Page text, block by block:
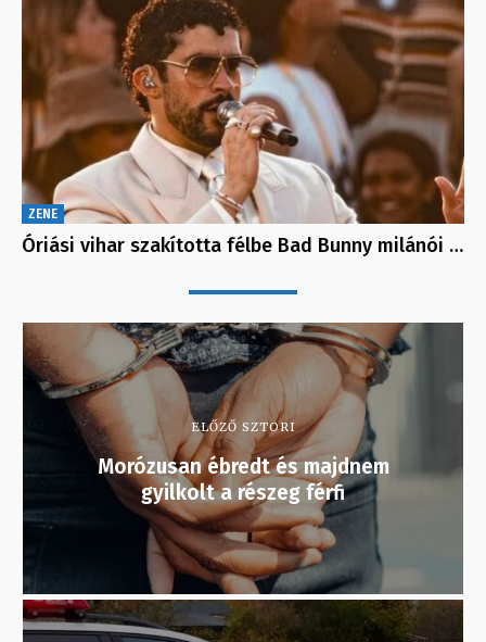
ZENE
Óriási vihar szakította félbe Bad Bunny milánói …
ELŐZŐ SZTORI
Morózusan ébredt és majdnem
gyilkolt a részeg férfi